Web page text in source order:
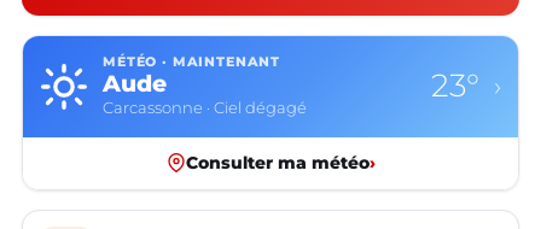
MÉTÉO · MAINTENANT
Aude
Carcassonne · Ciel dégagé
23° ›
Consulter ma météo›